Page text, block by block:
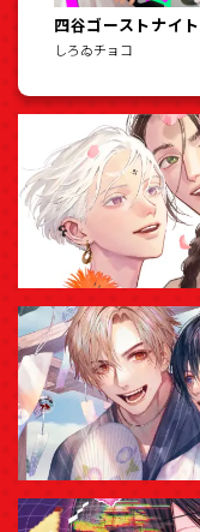
四谷ゴーストナイ
しろゐチョコ